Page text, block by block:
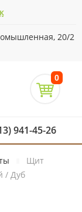
20/2
941-45-26
0
Щит
/ Дуб